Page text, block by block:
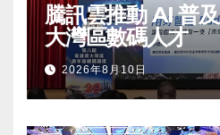
騰訊雲推動 AI 普
大灣區數碼人才
2026年8月10日